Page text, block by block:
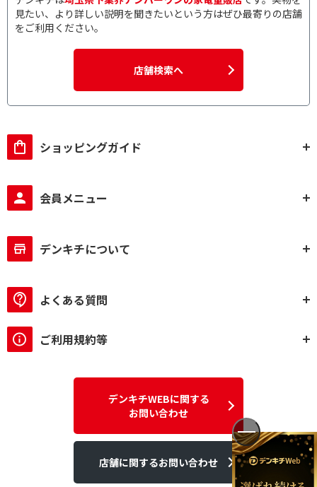
見たい、より詳しい説明を聞きたいという方はぜひ最寄りの店舗
をご利用ください。
店舗検索へ
ショッピングガイド
会員メニュー
デンキチについて
よくある質問
ご利用規約等
デンキチWEBに関する
お問い合わせ
店舗に関するお問い合わせ